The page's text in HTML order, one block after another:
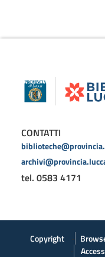
CONTATTI
tel. 0583 4171
Copyright